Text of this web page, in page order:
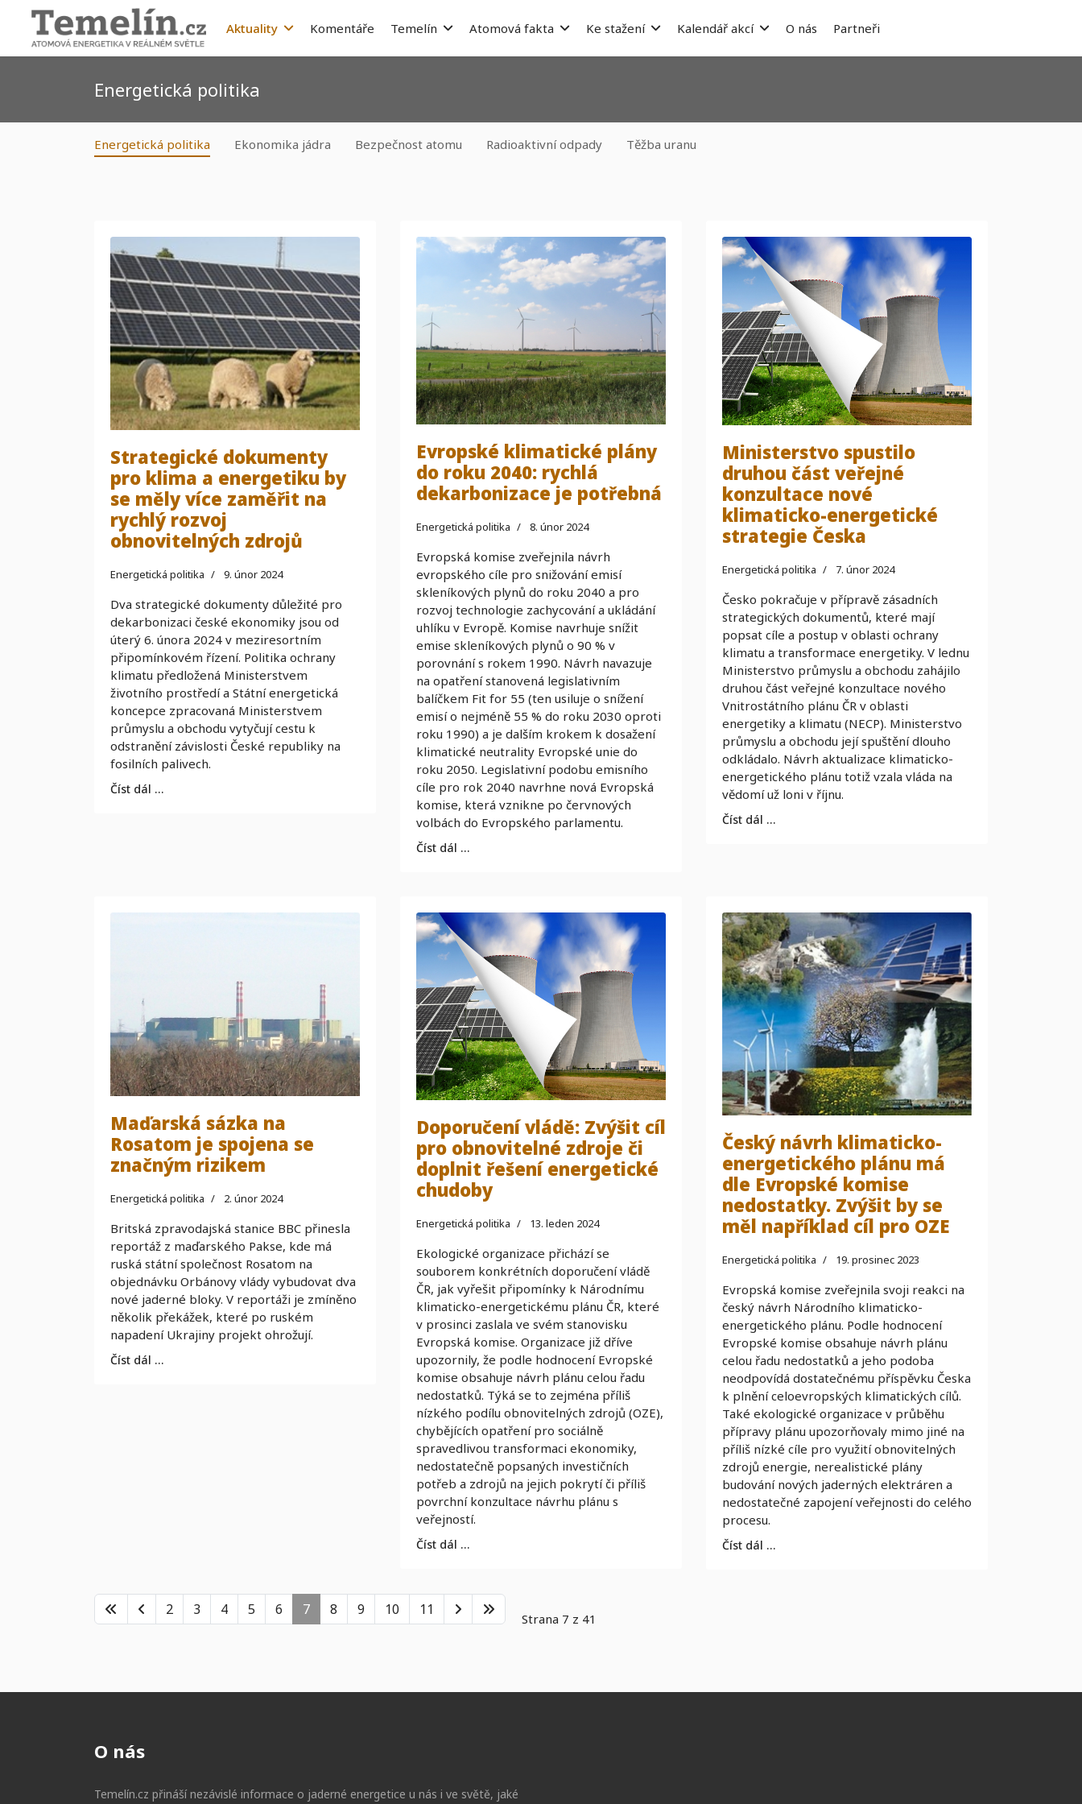
Aktuality Komentáře Temelín Atomová fakta Ke stažení Kalendář akcí O nás Partneři
Energetická politika
Energetická politika Ekonomika jádra Bezpečnost atomu Radioaktivní odpady Těžba uranu
Strategické dokumenty
pro klima a energetiku by
se měly více zaměřit na
rychlý rozvoj
obnovitelných zdrojů
Energetická politika 9. únor 2024
Dva strategické dokumenty důležité pro
dekarbonizaci české ekonomiky jsou od
úterý 6. února 2024 v meziresortním
připomínkovém řízení. Politika ochrany
klimatu předložená Ministerstvem
životního prostředí a Státní energetická
koncepce zpracovaná Ministerstvem
průmyslu a obchodu vytyčují cestu k
odstranění závislosti České republiky na
fosilních palivech.
Číst dál …
Evropské klimatické plány
do roku 2040: rychlá
dekarbonizace je potřebná
Energetická politika 8. únor 2024
Evropská komise zveřejnila návrh
evropského cíle pro snižování emisí
skleníkových plynů do roku 2040 a pro
rozvoj technologie zachycování a ukládání
uhlíku v Evropě. Komise navrhuje snížit
emise skleníkových plynů o 90 % v
porovnání s rokem 1990. Návrh navazuje
na opatření stanovená legislativním
balíčkem Fit for 55 (ten usiluje o snížení
emisí o nejméně 55 % do roku 2030 oproti
roku 1990) a je dalším krokem k dosažení
klimatické neutrality Evropské unie do
roku 2050. Legislativní podobu emisního
cíle pro rok 2040 navrhne nová Evropská
komise, která vznikne po červnových
volbách do Evropského parlamentu.
Číst dál …
Ministerstvo spustilo
druhou část veřejné
konzultace nové
klimaticko-energetické
strategie Česka
Energetická politika 7. únor 2024
Česko pokračuje v přípravě zásadních
strategických dokumentů, které mají
popsat cíle a postup v oblasti ochrany
klimatu a transformace energetiky. V lednu
Ministerstvo průmyslu a obchodu zahájilo
druhou část veřejné konzultace nového
Vnitrostátního plánu ČR v oblasti
energetiky a klimatu (NECP). Ministerstvo
průmyslu a obchodu její spuštění dlouho
odkládalo. Návrh aktualizace klimaticko-
energetického plánu totiž vzala vláda na
vědomí už loni v říjnu.
Číst dál …
Maďarská sázka na
Rosatom je spojena se
značným rizikem
Energetická politika 2. únor 2024
Britská zpravodajská stanice BBC přinesla
reportáž z maďarského Pakse, kde má
ruská státní společnost Rosatom na
objednávku Orbánovy vlády vybudovat dva
nové jaderné bloky. V reportáži je zmíněno
několik překážek, které po ruském
napadení Ukrajiny projekt ohrožují.
Číst dál …
Doporučení vládě: Zvýšit cíl
pro obnovitelné zdroje či
doplnit řešení energetické
chudoby
Energetická politika 13. leden 2024
Ekologické organizace přichází se
souborem konkrétních doporučení vládě
ČR, jak vyřešit připomínky k Národnímu
klimaticko-energetickému plánu ČR, které
v prosinci zaslala ve svém stanovisku
Evropská komise. Organizace již dříve
upozornily, že podle hodnocení Evropské
komise obsahuje návrh plánu celou řadu
nedostatků. Týká se to zejména příliš
nízkého podílu obnovitelných zdrojů (OZE),
chybějících opatření pro sociálně
spravedlivou transformaci ekonomiky,
nedostatečně popsaných investičních
potřeb a zdrojů na jejich pokrytí či příliš
povrchní konzultace návrhu plánu s
veřejností.
Číst dál …
Český návrh klimaticko-
energetického plánu má
dle Evropské komise
nedostatky. Zvýšit by se
měl například cíl pro OZE
Energetická politika 19. prosinec 2023
Evropská komise zveřejnila svoji reakci na
český návrh Národního klimaticko-
energetického plánu. Podle hodnocení
Evropské komise obsahuje návrh plánu
celou řadu nedostatků a jeho podoba
neodpovídá dostatečnému příspěvku Česka
k plnění celoevropských klimatických cílů.
Také ekologické organizace v průběhu
přípravy plánu upozorňovaly mimo jiné na
příliš nízké cíle pro využití obnovitelných
zdrojů energie, nerealistické plány
budování nových jaderných elektráren a
nedostatečné zapojení veřejnosti do celého
procesu.
Číst dál …
2 3 4 5 6 7 8 9 10 11
Strana 7 z 41
O nás
Temelín.cz přináší nezávislé informace o jaderné energetice u nás i ve světě, jaké